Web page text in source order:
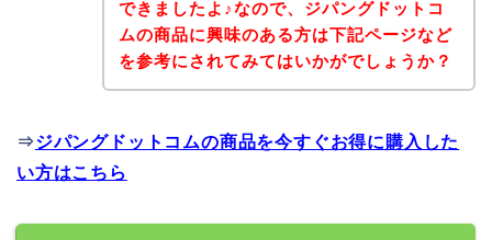
できましたよ♪なので、ジパングドットコ
ムの商品に興味のある方は下記ページなど
を参考にされてみてはいかがでしょうか？
⇒ジパングドットコムの商品を今すぐお得に購入した
い方はこちら